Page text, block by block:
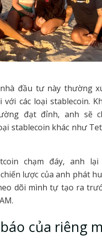
đầu tư này thường
với các loại stablecoin.
đạt đỉnh, anh sẽ
stablecoin khác như
chạm đáy, anh lại
lược của anh phát
dõi mình tự tạo ra
của riêng